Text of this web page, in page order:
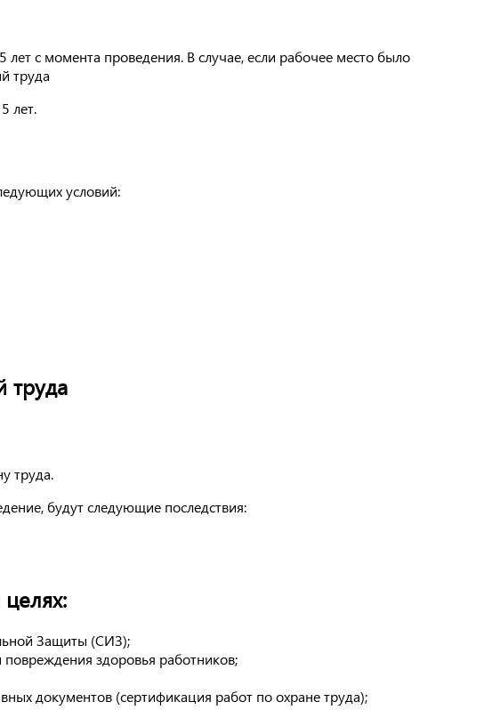
с момента проведения. В случае, если рабочее место было
труда
лет.
условий:
труда.
будут следующие последствия:
Защиты (СИЗ);
здоровья работников;
документов (сертификация работ по охране труда);